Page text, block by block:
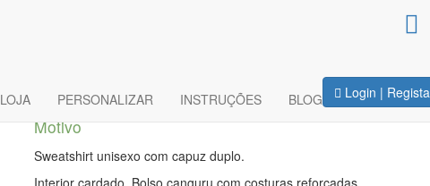
Login |
LOJA PERSONALIZAR INSTRUÇÕES BLOG
Super Pai Meu Herói
Motivo
Sweatshirt unisexo com capuz duplo.
Interior cardado. Bolso canguru com costuras reforçadas.